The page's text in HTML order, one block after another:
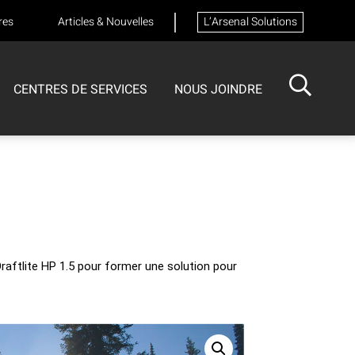
Articles & Nouvelles L’Arsenal Solutions
CENTRES DE SERVICES NOUS JOINDRE
HP 1.5 pour former une solution pour